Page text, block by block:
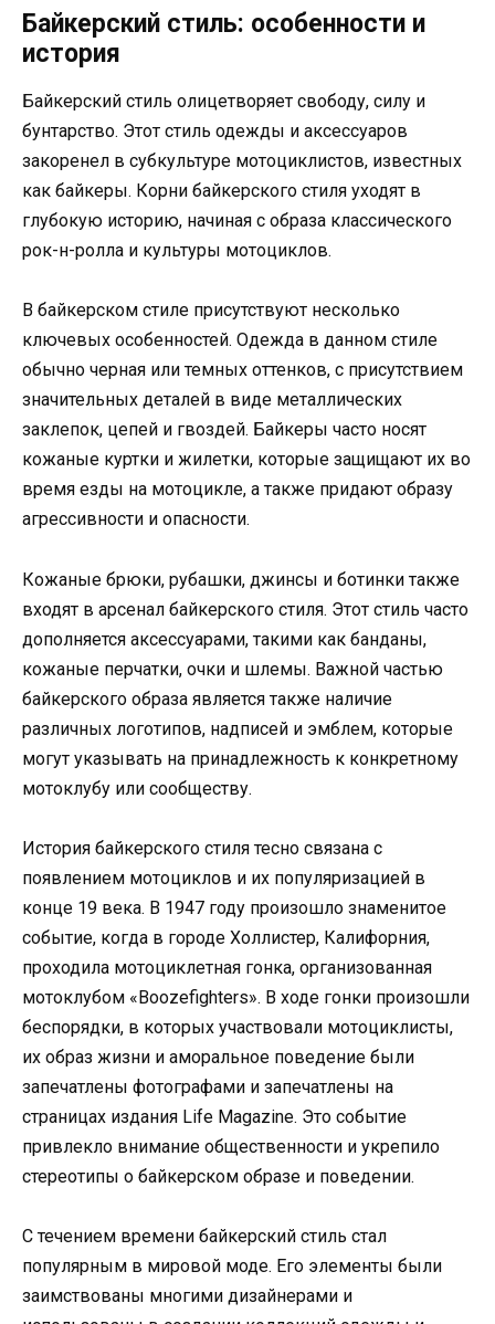
Байкерский стиль: особенности и
история
Байкерский стиль олицетворяет свободу, силу и
бунтарство. Этот стиль одежды и аксессуаров
закоренел в субкультуре мотоциклистов, известных
как байкеры. Корни байкерского стиля уходят в
глубокую историю, начиная с образа классического
рок-н-ролла и культуры мотоциклов.
В байкерском стиле присутствуют несколько
ключевых особенностей. Одежда в данном стиле
обычно черная или темных оттенков, с присутствием
значительных деталей в виде металлических
заклепок, цепей и гвоздей. Байкеры часто носят
кожаные куртки и жилетки, которые защищают их во
время езды на мотоцикле, а также придают образу
агрессивности и опасности.
Кожаные брюки, рубашки, джинсы и ботинки также
входят в арсенал байкерского стиля. Этот стиль часто
дополняется аксессуарами, такими как банданы,
кожаные перчатки, очки и шлемы. Важной частью
байкерского образа является также наличие
различных логотипов, надписей и эмблем, которые
могут указывать на принадлежность к конкретному
мотоклубу или сообществу.
История байкерского стиля тесно связана с
появлением мотоциклов и их популяризацией в
конце 19 века. В 1947 году произошло знаменитое
событие, когда в городе Холлистер, Калифорния,
проходила мотоциклетная гонка, организованная
мотоклубом «Boozefighters». В ходе гонки произошли
беспорядки, в которых участвовали мотоциклисты,
их образ жизни и аморальное поведение были
запечатлены фотографами и запечатлены на
страницах издания Life Magazine. Это событие
привлекло внимание общественности и укрепило
стереотипы о байкерском образе и поведении.
С течением времени байкерский стиль стал
популярным в мировой моде. Его элементы были
заимствованы многими дизайнерами и